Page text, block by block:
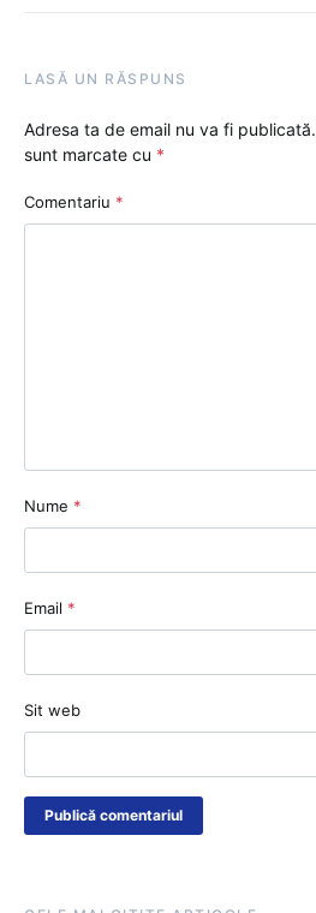
LASĂ UN RĂSPUNS
Adresa ta de email nu va fi publicată.
sunt marcate cu *
Comentariu *
Nume *
Email *
Sit web